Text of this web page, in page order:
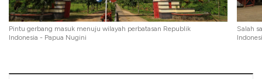
Pintu gerbang masuk menuju wilayah perbatasan Republik
Indonesia - Papua Nugini
Salah